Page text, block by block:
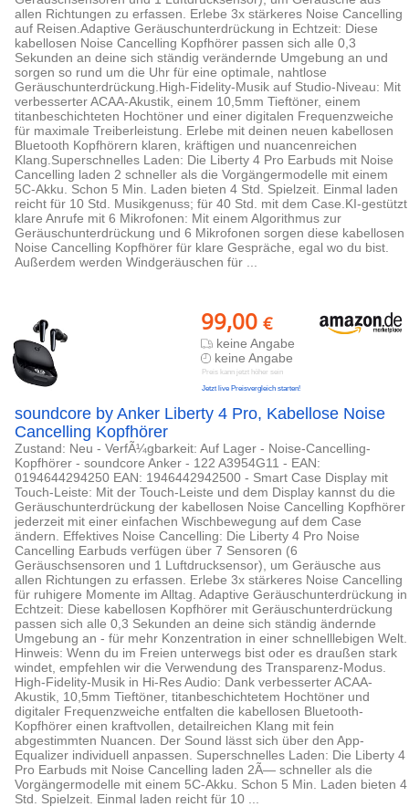
allen Richtungen zu erfassen. Erlebe 3x stärkeres Noise Cancelling
auf Reisen.Adaptive Geräuschunterdrückung in Echtzeit: Diese
kabellosen Noise Cancelling Kopfhörer passen sich alle 0,3
Sekunden an deine sich ständig verändernde Umgebung an und
sorgen so rund um die Uhr für eine optimale, nahtlose
Geräuschunterdrückung.High-Fidelity-Musik auf Studio-Niveau: Mit
verbesserter ACAA-Akustik, einem 10,5mm Tieftöner, einem
titanbeschichteten Hochtöner und einer digitalen Frequenzweiche
für maximale Treiberleistung. Erlebe mit deinen neuen kabellosen
Bluetooth Kopfhörern klaren, kräftigen und nuancenreichen
Klang.Superschnelles Laden: Die Liberty 4 Pro Earbuds mit Noise
Cancelling laden 2 schneller als die Vorgängermodelle mit einem
5C-Akku. Schon 5 Min. Laden bieten 4 Std. Spielzeit. Einmal laden
reicht für 10 Std. Musikgenuss; für 40 Std. mit dem Case.KI-gestützt
klare Anrufe mit 6 Mikrofonen: Mit einem Algorithmus zur
Geräuschunterdrückung und 6 Mikrofonen sorgen diese kabellosen
Noise Cancelling Kopfhörer für klare Gespräche, egal wo du bist.
Außerdem werden Windgeräuschen für ...
99,00 €
keine Angabe
keine Angabe
Preis kann jetzt höher sein
Jetzt live Preisvergleich starten!
soundcore by Anker Liberty 4 Pro, Kabellose Noise
Cancelling Kopfhörer
Zustand: Neu - VerfÃ¼gbarkeit: Auf Lager - Noise-Cancelling-
Kopfhörer - soundcore Anker - 122 A3954G11 - EAN:
0194644294250 EAN: 1946442942500 - Smart Case Display mit
Touch-Leiste: Mit der Touch-Leiste und dem Display kannst du die
Geräuschunterdrückung der kabellosen Noise Cancelling Kopfhörer
jederzeit mit einer einfachen Wischbewegung auf dem Case
ändern. Effektives Noise Cancelling: Die Liberty 4 Pro Noise
Cancelling Earbuds verfügen über 7 Sensoren (6
Geräuschsensoren und 1 Luftdrucksensor), um Geräusche aus
allen Richtungen zu erfassen. Erlebe 3x stärkeres Noise Cancelling
für ruhigere Momente im Alltag. Adaptive Geräuschunterdrückung in
Echtzeit: Diese kabellosen Kopfhörer mit Geräuschunterdrückung
passen sich alle 0,3 Sekunden an deine sich ständig ändernde
Umgebung an - für mehr Konzentration in einer schnelllebigen Welt.
Hinweis: Wenn du im Freien unterwegs bist oder es draußen stark
windet, empfehlen wir die Verwendung des Transparenz-Modus.
High-Fidelity-Musik in Hi-Res Audio: Dank verbesserter ACAA-
Akustik, 10,5mm Tieftöner, titanbeschichtetem Hochtöner und
digitaler Frequenzweiche entfalten die kabellosen Bluetooth-
Kopfhörer einen kraftvollen, detailreichen Klang mit fein
abgestimmten Nuancen. Der Sound lässt sich über den App-
Equalizer individuell anpassen. Superschnelles Laden: Die Liberty 4
Pro Earbuds mit Noise Cancelling laden 2Ã— schneller als die
Vorgängermodelle mit einem 5C-Akku. Schon 5 Min. Laden bieten 4
Std. Spielzeit. Einmal laden reicht für 10 ...